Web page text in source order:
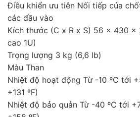
Điều khiển ưu tiên Nối tiếp của
các đầu vào
Kích thước (C x R x S) 56 x 430 x
cao 1U)
Trọng lượng 3 kg (6,6 lb)
Màu Than
Nhiệt độ hoạt động Từ -10 ºC tới
+131 ºF)
Nhiệt độ bảo quản Từ -40 ºC tới